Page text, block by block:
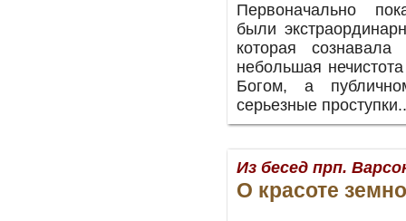
Первоначально
были
которая
небольшая
Богом, а
серьезные
Из бесед прп.
О красоте